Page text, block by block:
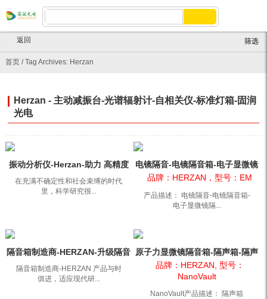
首页/Tag Archives: Herzan
返回 筛选
Herzan - 主动减振台-光谱辐射计-自相关仪-标准灯箱-固润
光电
振动分析仪-Herzan-助力 高精度
微纳成像 研究
在充满不确定性和社会束缚的时代
里，科学研究很...
电镜隔音-电镜隔音箱-电子显微镜
隔音箱 HerzanEM
品牌：HERZAN，型号：EM
产品描述： 电镜隔音-电镜隔音箱-
电子显微镜隔...
隔音箱制造商-HERZAN-升级隔音
箱增强隔音性能
隔音箱制造商-HERZAN 产品与时
俱进，适应现代研...
原子力显微镜隔音箱-隔声箱-隔声
系统NanoVault
品牌：HERZAN, 型号：
NanoVault
NanoVault产品描述： 隔声箱